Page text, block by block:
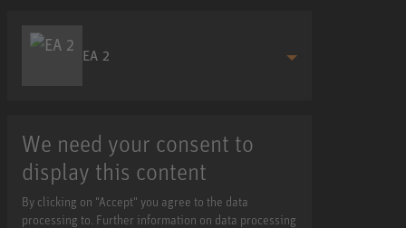
EA 2
We need your consent to
display this content
By clicking on "Accept" you agree to the data
processing to. Further information on data processing